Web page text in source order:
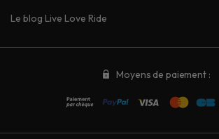
Le blog Live Love Ride
Moyens de paiement :